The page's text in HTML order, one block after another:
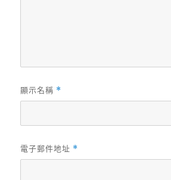
顯示名稱 *
電子郵件地址 *